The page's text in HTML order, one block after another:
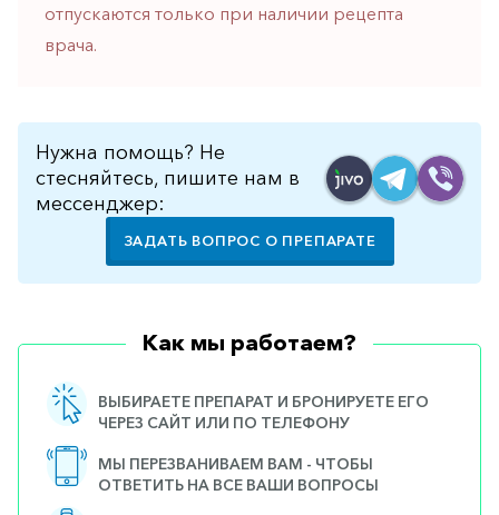
отпускаются только при наличии рецепта
врача.
Нужна помощь? Не
стесняйтесь, пишите нам в
мессенджер:
ЗАДАТЬ ВОПРОС О ПРЕПАРАТЕ
Как мы работаем?
ВЫБИРАЕТЕ ПРЕПАРАТ И БРОНИРУЕТЕ ЕГО
ЧЕРЕЗ САЙТ ИЛИ ПО ТЕЛЕФОНУ
МЫ ПЕРЕЗВАНИВАЕМ ВАМ - ЧТОБЫ
ОТВЕТИТЬ НА ВСЕ ВАШИ ВОПРОСЫ